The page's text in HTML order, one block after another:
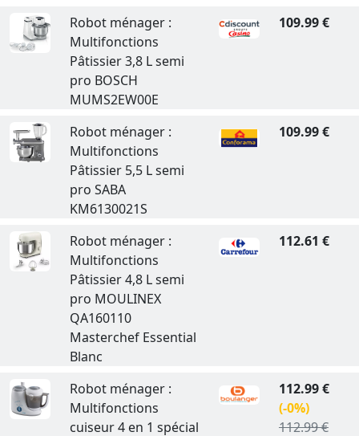
Robot ménager :
Multifonctions
Pâtissier 3,8 L semi
pro BOSCH
MUMS2EW00E
109.99 €
Robot ménager :
Multifonctions
Pâtissier 5,5 L semi
pro SABA
KM6130021S
109.99 €
Robot ménager :
Multifonctions
Pâtissier 4,8 L semi
pro MOULINEX
QA160110
Masterchef Essential
Blanc
112.61 €
Robot ménager :
Multifonctions
cuiseur 4 en 1 spécial
112.99 €
(-0%)
112.99 €